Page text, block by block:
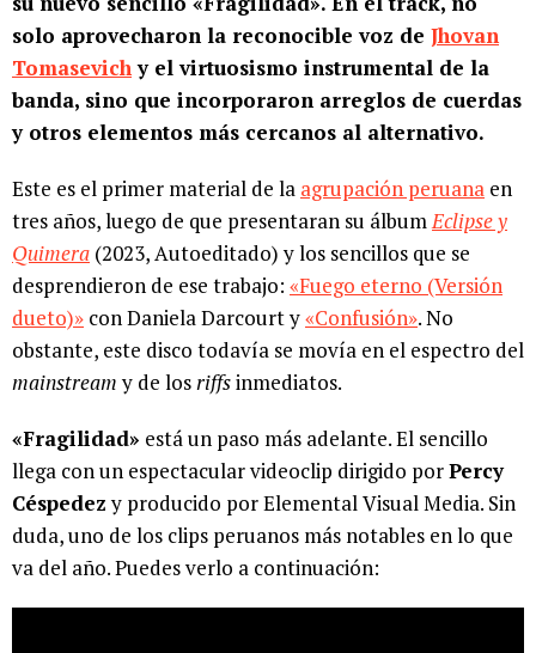
solo aprovecharon la reconocible voz de Jhovan
Tomasevichy el virtuosismo instrumental de la
banda, sino que incorporaron arreglos de cuerdas
y otros elementos más cercanos al alternativo.
Este es el primer material de la agrupación peruana en
tres años, luego de que presentaran su álbumEclipse y
Quimera (2023, Autoeditado) y los sencillos que se
desprendieron de ese trabajo: «Fuego eterno (Versión
dueto)» con Daniela Darcourt y«Confusión». No
obstante, este disco todavía se movía en el espectro del
mainstreamy de losriffsinmediatos.
«Fragilidad» está un paso más adelante. El sencillo
llega con un espectacular videoclip dirigido porPercy
Céspedezy producido por Elemental Visual Media. Sin
duda, uno de los clips peruanos más notables en lo que
va del año. Puedes verlo a continuación: